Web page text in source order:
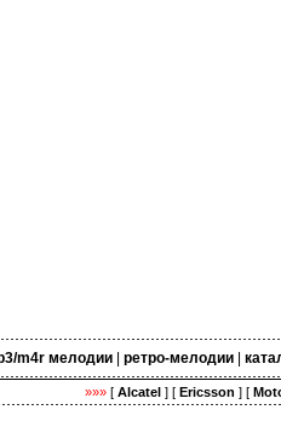
m4r мелодии| ретро-мелодии|
»»»[ Alcatel] [ Ericsson ] [